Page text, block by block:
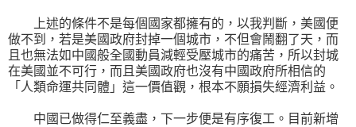
上述的條件不是每個國家都擁有的，以我判斷，美國便
做不到，若是美國政府封掉一個城市，不但會鬧翻了天，而
且也無法如中國般全國動員減輕受壓城市的痛苦，所以封城
在美國並不可行，而且美國政府也沒有中國政府所相信的
「人類命運共同體」這一價值觀，根本不願損失經濟利益。
中國已做得仁至義盡，下一步便是有序復工。目前新增